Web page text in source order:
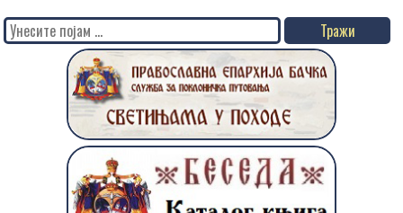
Search
for: